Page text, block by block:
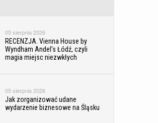
05 sierpnia 2026
RECENZJA. Vienna House by
Wyndham Andel’s Łódź, czyli
magia miejsc niezwkłych
05 sierpnia 2026
Jak zorganizować udane
wydarzenie biznesowe na Śląsku